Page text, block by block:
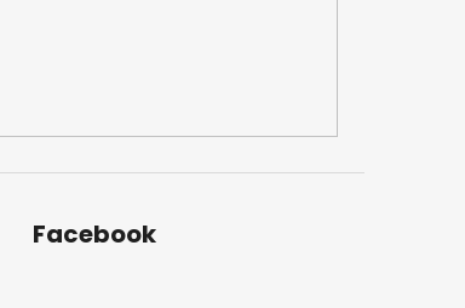
Facebook